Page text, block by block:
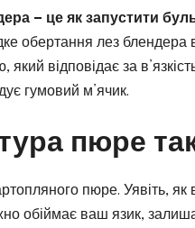
— це як запустити
обертання лез блендера
відповідає за
гумовий м’ячик.
пюре
пюре. Уявіть, як
обіймає ваш язик,